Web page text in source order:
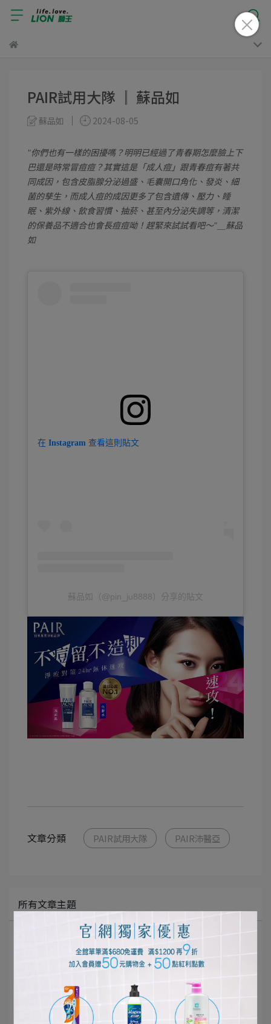
PAIR試用大隊 ║ 蘇品如
蘇品如 2024-08-05
你們也有一樣的困擾嗎？明明已經過了青春期怎麼臉上下
巴還是時常冒痘痘？其實這是「成人痘」跟青春痘有著共
同成因，包含皮脂腺分泌過盛、毛囊開口角化、發炎、細
菌的孳生，而成人痘的成因更多了包含遺傳、壓力、睡
眠、紫外線、飲食習慣、抽菸、甚至內分泌失調等，清潔
的保養品不適合也會長痘痘呦！趕緊來試試看吧～
＿蘇品
如
在 Instagram 查看這則貼文
蘇品如（@pin_ju8888）分享的貼文
文章分類 PAIR試用大隊 PAIR沛醫亞
所有文章主題
口腔清潔護理
個人清潔保養
居家清潔打掃
寵物健康生活